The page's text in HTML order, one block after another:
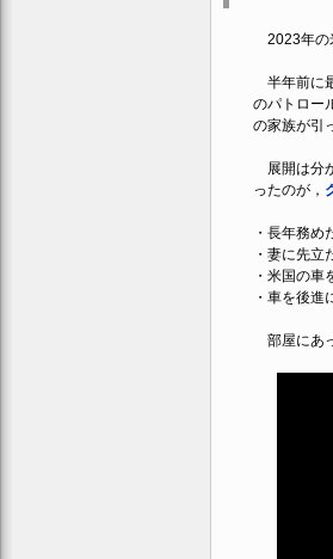
2023年の
半年前に
のパトロー
の家族が引
展開は分
ったのが，
・長年務め
・妻に先立
・米国の車
・車を後進
部屋にあ